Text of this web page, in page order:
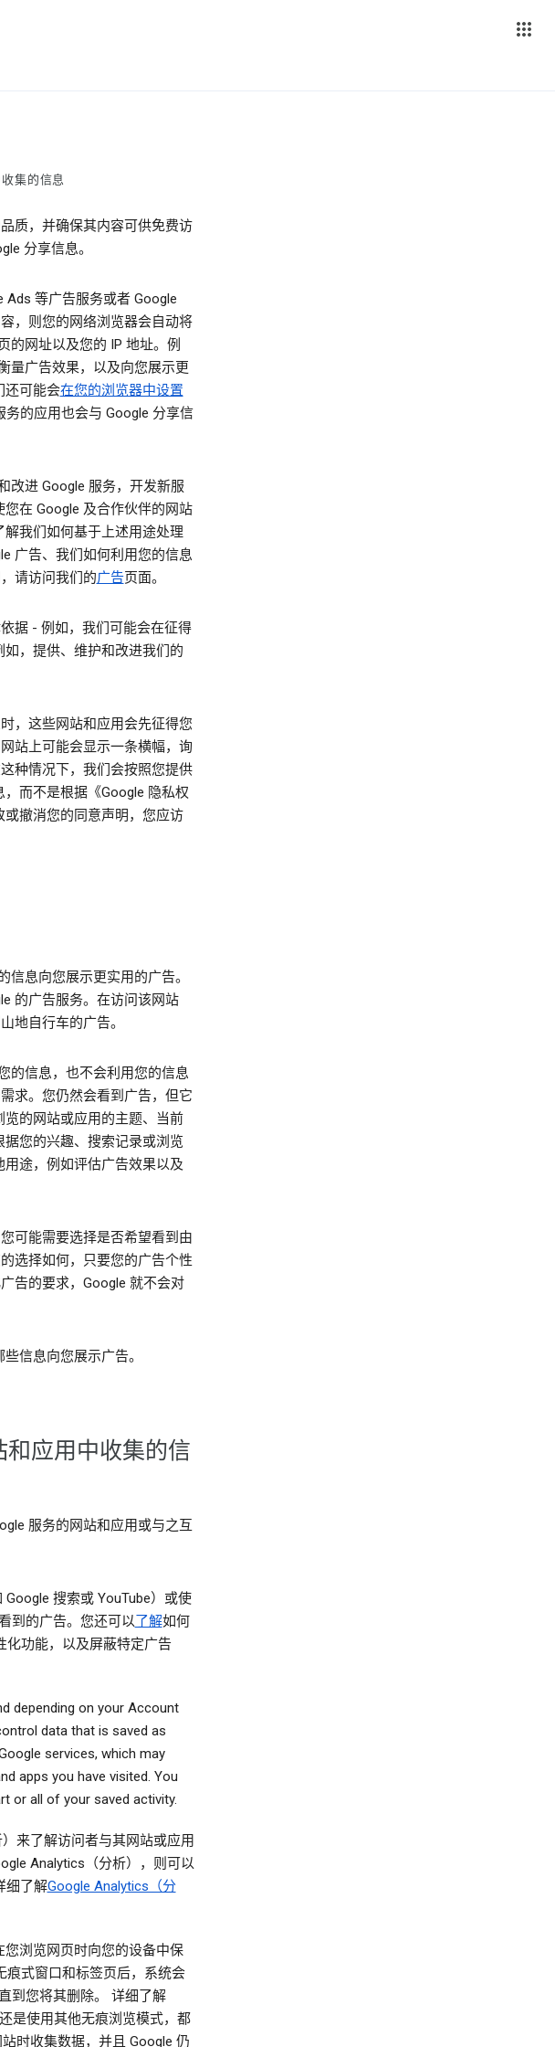
集的信息
质，并确保其内容可供免费访
分享信息。
Ads 等广告服务或者 Google
，则您的网络浏览器会自动将
的网址以及您的 IP 地址。例
量广告效果，以及向您展示更
还可能会在您的浏览器中设置
的应用也会与 Google 分享信
改进 Google 服务，开发新服
在 Google 及合作伙伴的网站
我们如何基于上述用途处理
广告、我们如何利用您的信息
请访问我们的广告页面。
据 - 例如，我们可能会在征得
，提供、维护和改进我们的
，这些网站和应用会先征得您
站上可能会显示一条横幅，询
种情况下，我们会按照您提供
而不是根据《Google 隐私权
撤消您的同意声明，您应访
息向您展示更实用的广告。
的广告服务。在访问该网站
地自行车的广告。
的信息，也不会利用您的信息
求。您仍然会看到广告，但它
的网站或应用的主题、当前
您的兴趣、搜索记录或浏览
途，例如评估广告效果以及
可能需要选择是否希望看到由
选择如何，只要您的广告个性
告的要求，Google 就不会对
信息向您展示广告。
应用中收集的信
服务的网站和应用或与之互
搜索或 YouTube）或使
到的广告。您还可以了解如何
化功能，以及屏蔽特定广告
depending on your Account
data that is saved as
services, which may
apps you have visited. You
or all of your saved activity.
来了解访问者与其网站或应用
Analytics（分析），则可以
细了解Google Analytics（分
浏览网页时向您的设备中保
痕式窗口和标签页后，系统会
到您将其删除。 详细了解
是使用其他无痕浏览模式，都
时收集数据，并且 Google 仍